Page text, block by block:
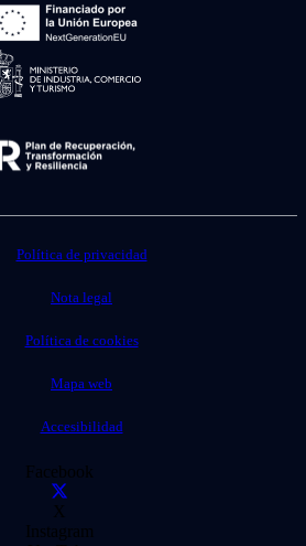
Política de privacidad
Nota legal
Política de cookies
Mapa web
Accesibilidad
Facebook
X
Instagram